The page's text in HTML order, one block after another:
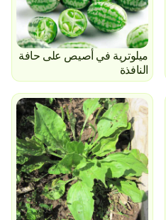
ميلوترية في أصيص على حافة
النافذة